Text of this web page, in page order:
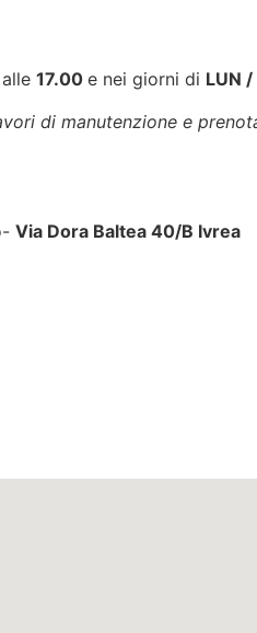
alle 17.00 e nei giorni di LUN /
di manutenzione e
Via Dora Baltea 40/B Ivrea